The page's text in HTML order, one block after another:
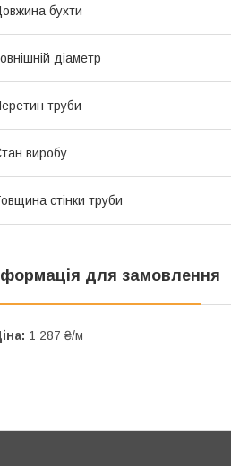
бухти
діаметр
труби
виробу
стінки труби
для замовлення
1 287 ₴/м